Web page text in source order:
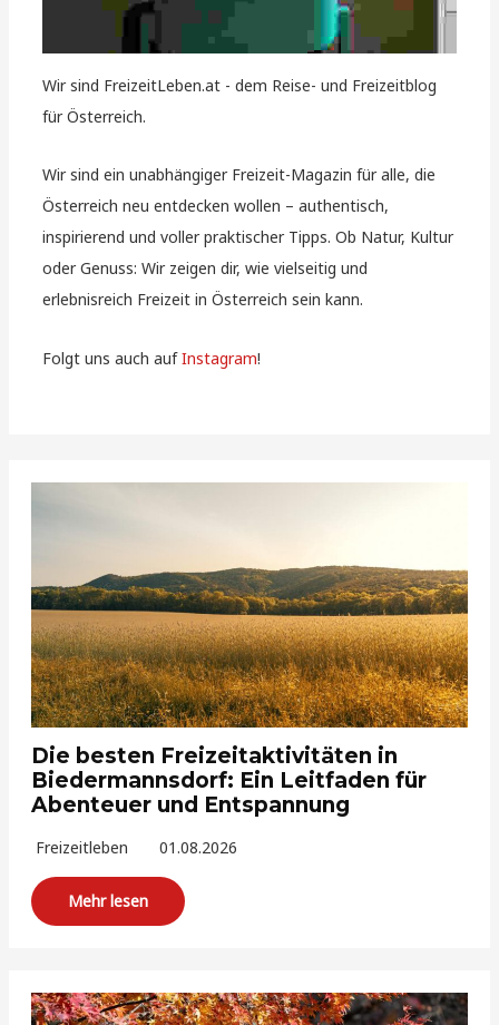
Wir sind FreizeitLeben.at - dem Reise- und Freizeitblog
für Österreich.
Wir sind ein unabhängiger Freizeit-Magazin für alle, die
Österreich neu entdecken wollen – authentisch,
inspirierend und voller praktischer Tipps. Ob Natur, Kultur
oder Genuss: Wir zeigen dir, wie vielseitig und
erlebnisreich Freizeit in Österreich sein kann.
Folgt uns auch aufInstagram!
Die besten Freizeitaktivitäten in
Biedermannsdorf: Ein Leitfaden für
Abenteuer und Entspannung
Freizeitleben 01.08.2026
Mehr lesen